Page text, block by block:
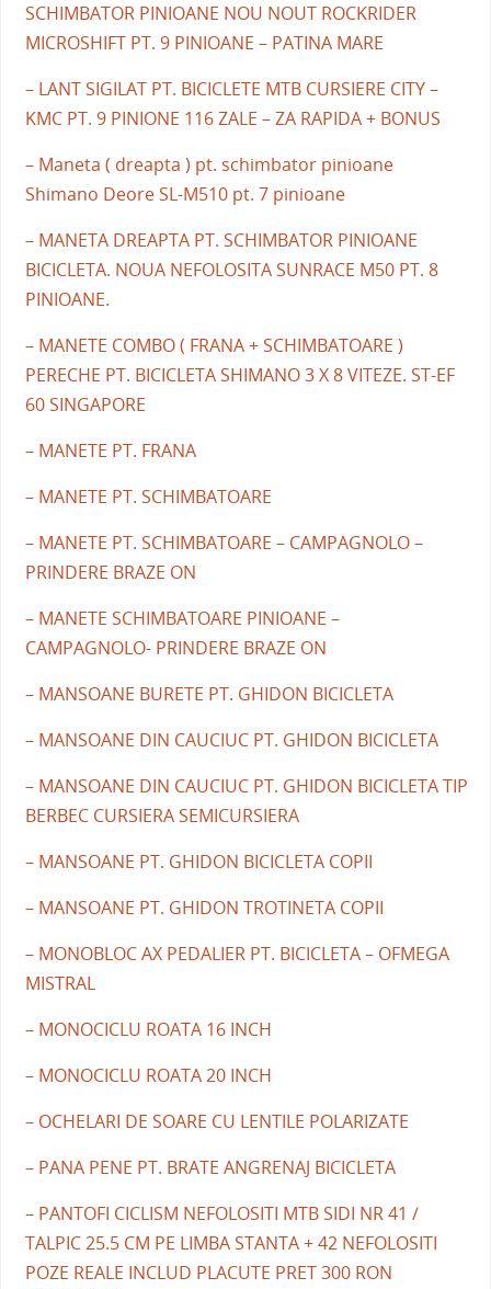
SCHIMBATOR PINIOANE NOU NOUT ROCKRIDER
MICROSHIFT PT. 9 PINIOANE – PATINA MARE
– LANT SIGILAT PT. BICICLETE MTB CURSIERE CITY –
KMC PT. 9 PINIONE 116 ZALE – ZA RAPIDA + BONUS
– Maneta ( dreapta ) pt. schimbator pinioane
Shimano Deore SL-M510 pt. 7 pinioane
– MANETA DREAPTA PT. SCHIMBATOR PINIOANE
BICICLETA. NOUA NEFOLOSITA SUNRACE M50 PT. 8
PINIOANE.
– MANETE COMBO ( FRANA + SCHIMBATOARE )
PERECHE PT. BICICLETA SHIMANO 3 X 8 VITEZE. ST-EF
60 SINGAPORE
– MANETE PT. FRANA
– MANETE PT. SCHIMBATOARE
– MANETE PT. SCHIMBATOARE – CAMPAGNOLO –
PRINDERE BRAZE ON
– MANETE SCHIMBATOARE PINIOANE –
CAMPAGNOLO- PRINDERE BRAZE ON
– MANSOANE BURETE PT. GHIDON BICICLETA
– MANSOANE DIN CAUCIUC PT. GHIDON BICICLETA
– MANSOANE DIN CAUCIUC PT. GHIDON BICICLETA TIP
BERBEC CURSIERA SEMICURSIERA
– MANSOANE PT. GHIDON BICICLETA COPII
– MANSOANE PT. GHIDON TROTINETA COPII
– MONOBLOC AX PEDALIER PT. BICICLETA – OFMEGA
MISTRAL
– MONOCICLU ROATA 16 INCH
– MONOCICLU ROATA 20 INCH
– OCHELARI DE SOARE CU LENTILE POLARIZATE
– PANA PENE PT. BRATE ANGRENAJ BICICLETA
– PANTOFI CICLISM NEFOLOSITI MTB SIDI NR 41 /
TALPIC 25.5 CM PE LIMBA STANTA + 42 NEFOLOSITI
POZE REALE INCLUD PLACUTE PRET 300 RON